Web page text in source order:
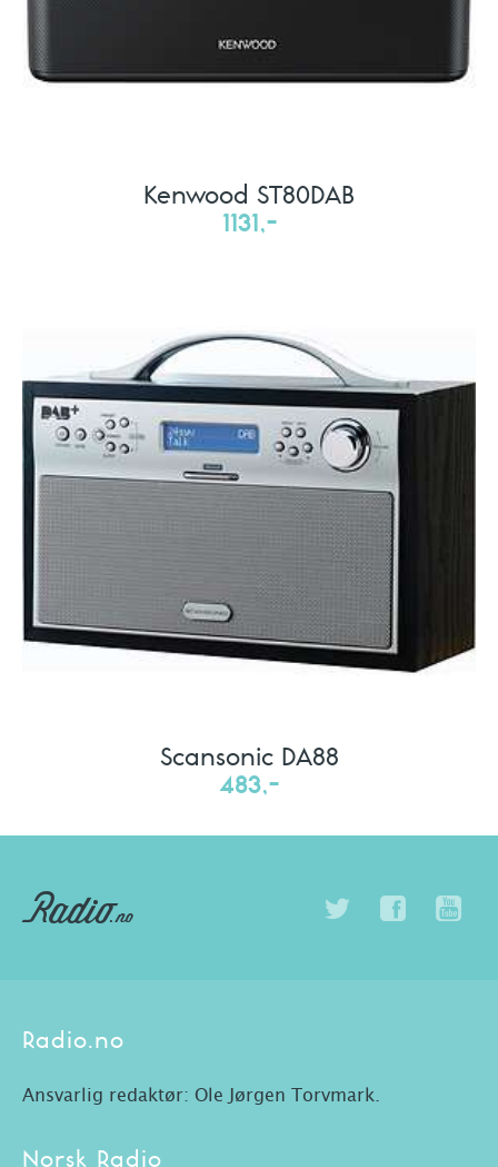
Kenwood ST80DAB
1131,-
Scansonic DA88
483,-
Radio.no
Ansvarlig redaktør: Ole Jørgen Torvmark.
Norsk Radio